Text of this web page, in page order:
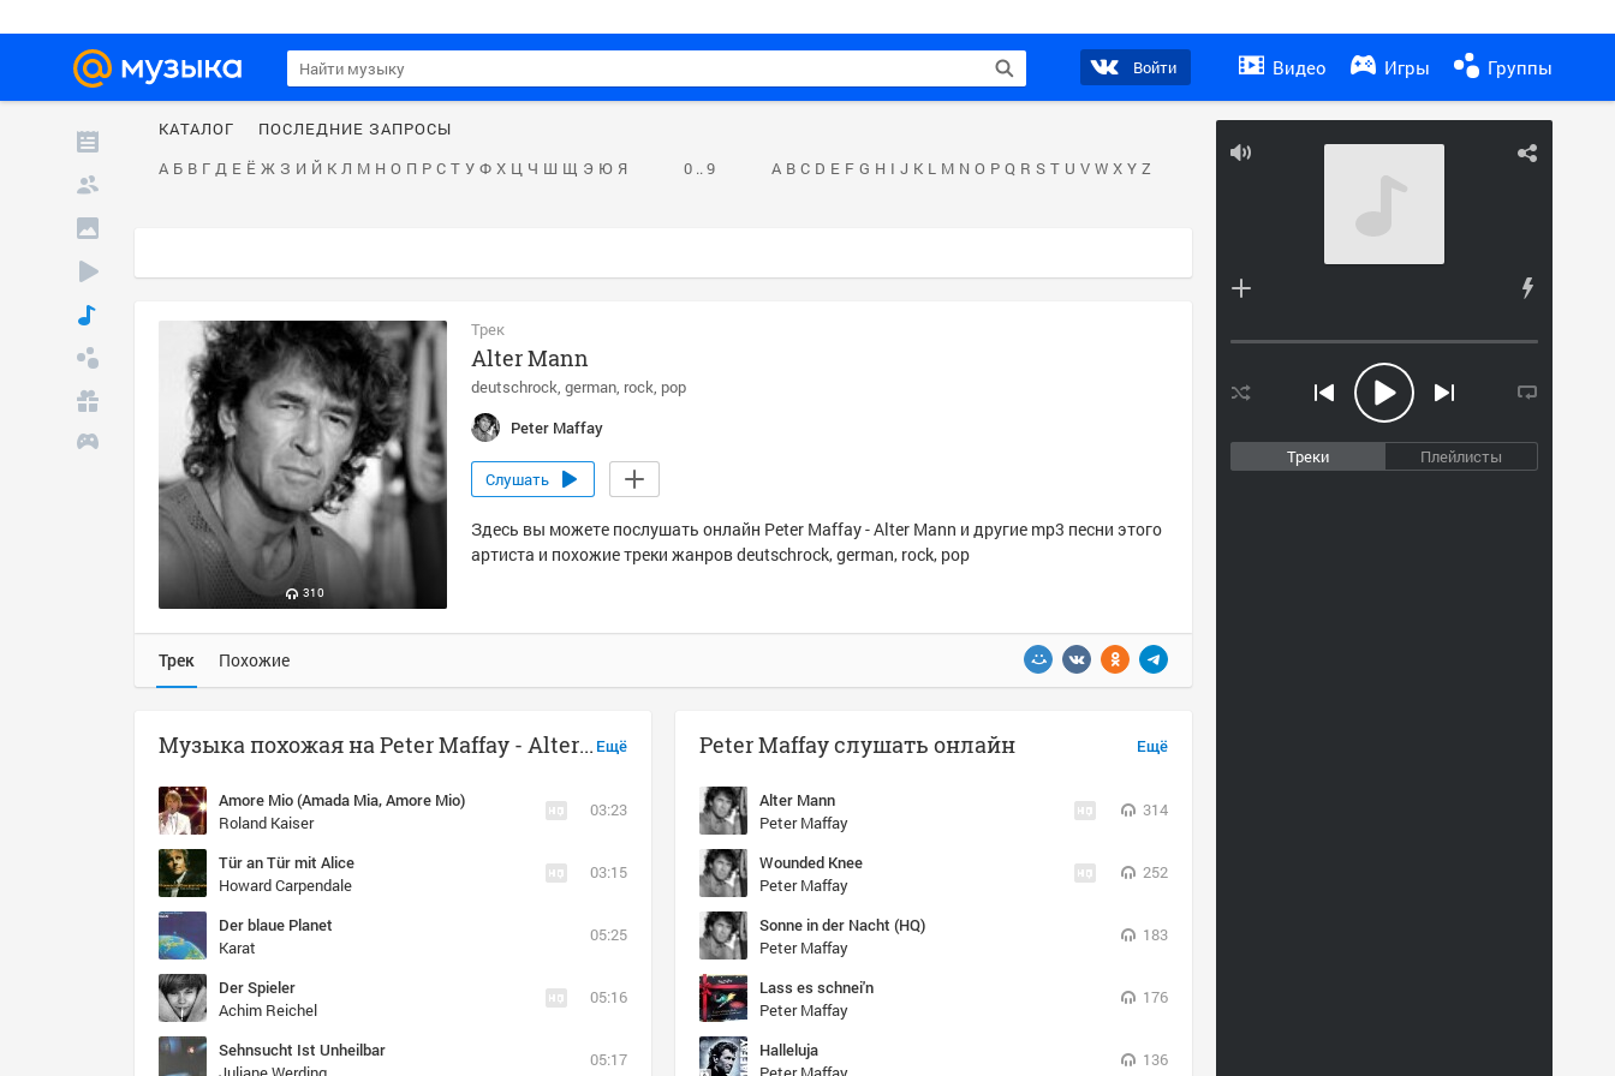
Войти Видео Игры Группы
Треки Плейлисты
КАТАЛОГ
ПОСЛЕДНИЕ ЗАПРОСЫ
А Б В Г Д Е Ё Ж З И Й К Л М Н О П Р С Т У Ф Х Ц Ч Ш Щ Э Ю Я 0 .. 9 A B C D E F G H I J K L M N O P Q R S T U V W X Y Z
310
Трек
Alter Mann
deutschrock german rock pop
Peter Maffay
Слушать
Здесь вы можете послушать онлайн Peter Maffay - Alter Mann и другие mp3 песни этого
артиста и похожие треки жанров deutschrock, german, rock, pop
Трек Похожие
Ещё
Музыка похожая на Peter Maffay - Alter Mann
Amore Mio (Amada Mia, Amore Mio)
Roland Kaiser
03:23
Tür an Tür mit Alice
Howard Carpendale
03:15
Der blaue Planet
Karat
05:25
Der Spieler
Achim Reichel
05:16
Sehnsucht Ist Unheilbar
05:17
Ещё
Peter Maffay слушать онлайн
Alter Mann
Peter Maffay
314
Wounded Knee
Peter Maffay
252
Sonne in der Nacht (HQ)
Peter Maffay
183
Lass es schnei'n
Peter Maffay
176
Halleluja
136